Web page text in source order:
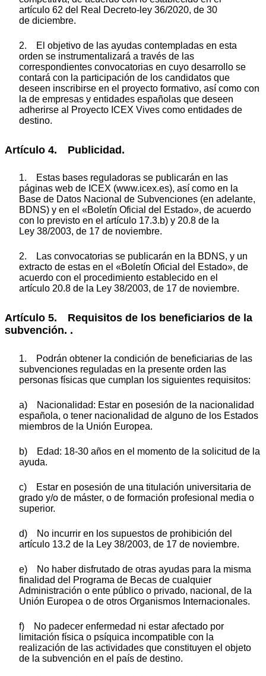
artículo 62 del Real Decreto-ley 36/2020, de 30
de diciembre.
2. El objetivo de las ayudas contempladas en esta
orden se instrumentalizará a través de las
correspondientes convocatorias en cuyo desarrollo se
contará con la participación de los candidatos que
deseen inscribirse en el proyecto formativo, así como con
la de empresas y entidades españolas que deseen
adherirse al Proyecto ICEX Vives como entidades de
destino.
Artículo 4. Publicidad.
1. Estas bases reguladoras se publicarán en las
páginas web de ICEX (www.icex.es), así como en la
Base de Datos Nacional de Subvenciones (en adelante,
BDNS) y en el «Boletín Oficial del Estado», de acuerdo
con lo previsto en el artículo 17.3.b) y 20.8 de la
Ley 38/2003, de 17 de noviembre.
2. Las convocatorias se publicarán en la BDNS, y un
extracto de estas en el «Boletín Oficial del Estado», de
acuerdo con el procedimiento establecido en el
artículo 20.8 de la Ley 38/2003, de 17 de noviembre.
Artículo 5. Requisitos de los beneficiarios de la
subvención. .
1. Podrán obtener la condición de beneficiarias de las
subvenciones reguladas en la presente orden las
personas físicas que cumplan los siguientes requisitos:
a) Nacionalidad: Estar en posesión de la nacionalidad
española, o tener nacionalidad de alguno de los Estados
miembros de la Unión Europea.
b) Edad: 18-30 años en el momento de la solicitud de la
ayuda.
c) Estar en posesión de una titulación universitaria de
grado y/o de máster, o de formación profesional media o
superior.
d) No incurrir en los supuestos de prohibición del
artículo 13.2 de la Ley 38/2003, de 17 de noviembre.
e) No haber disfrutado de otras ayudas para la misma
finalidad del Programa de Becas de cualquier
Administración o ente público o privado, nacional, de la
Unión Europea o de otros Organismos Internacionales.
f) No padecer enfermedad ni estar afectado por
limitación física o psíquica incompatible con la
realización de las actividades que constituyen el objeto
de la subvención en el país de destino.